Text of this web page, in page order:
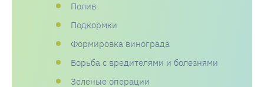
Полив
Подкормки
Формировка винограда
Борьба с вредителями и болезнями
Зеленые операции